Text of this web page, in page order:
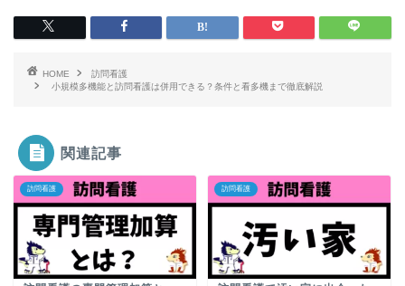
HOME
訪問看護
小規模多機能と訪問看護は併用できる？条件と看多機まで徹底解説
関連記事
訪問看護 訪問看護